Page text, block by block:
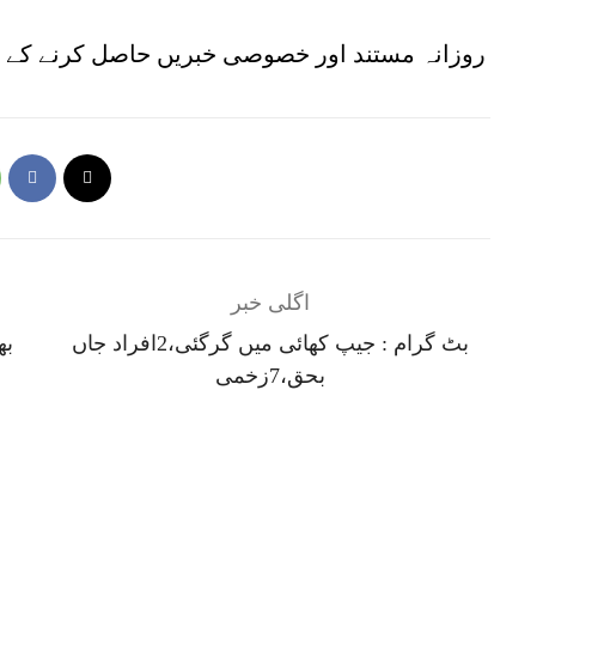
روزانہ مستند اور خصوصی خبریں حاصل کرنے کے
اگلی خبر
بٹ گرام : جیپ کھائی میں گرگئی،2افراد جاں
بحق،7زخمی